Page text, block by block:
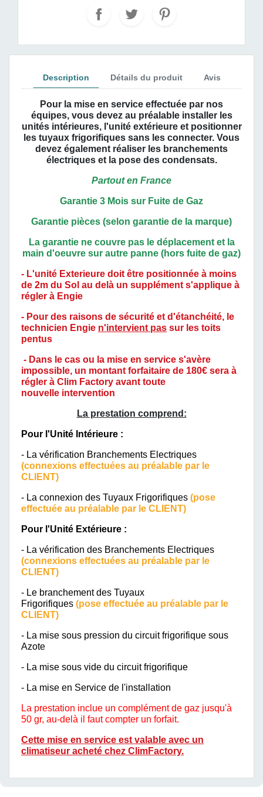
Description Détails du produit Avis
Pour la mise en service effectuée par nos
équipes, vous devez au préalable installer les
unités intérieures, l'unité extérieure et positionner
les tuyaux frigorifiques sans les connecter. Vous
devez également réaliser les branchements
électriques et la pose des condensats.
Partout en France
Garantie 3 Mois sur Fuite de Gaz
Garantie pièces (selon garantie de la marque)
La garantie ne couvre pas le déplacement et la
main d'oeuvre sur autre panne (hors fuite de gaz)
- L'unité Exterieure doit être positionnée à moins
de 2m du Sol au delà un supplément s'applique à
régler à Engie
- Pour des raisons de sécurité et d'étanchéité, le
technicien Engie n'intervient pas sur les toits
pentus
- Dans le cas ou la mise en service s'avère
impossible, un montant forfaitaire de 180€ sera à
régler à Clim Factory avant toute
nouvelle intervention
La prestation comprend:
Pour l'Unité Intérieure :
- La vérification Branchements Electriques
(connexions effectuées au préalable par le
CLIENT)
- La connexion des Tuyaux Frigorifiques (pose
effectuée au préalable par le CLIENT)
Pour l'Unité Extérieure :
- La vérification des Branchements Electriques
(connexions effectuées au préalable par le
CLIENT)
- Le branchement des Tuyaux
Frigorifiques (pose effectuée au préalable par le
CLIENT)
- La mise sous pression du circuit frigorifique sous
Azote
- La mise sous vide du circuit frigorifique
- La mise en Service de l'installation
La prestation inclue un complément de gaz jusqu'à
50 gr, au-delà il faut compter un forfait.
Cette mise en service est valable avec un
climatiseur acheté chez ClimFactory.